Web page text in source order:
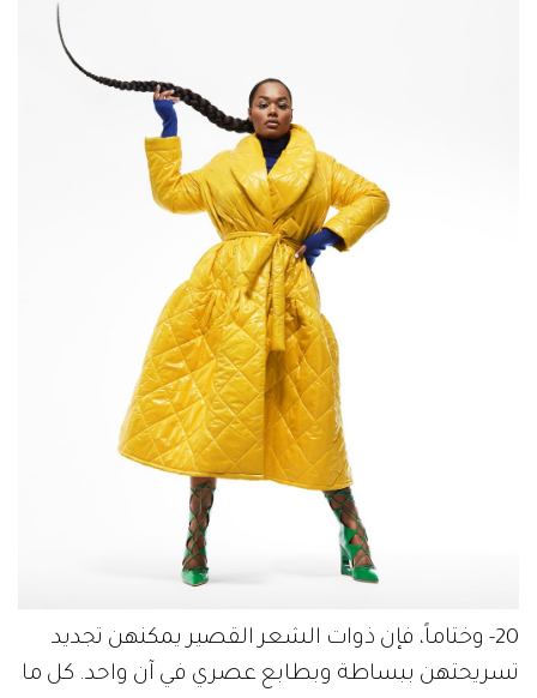
20- وختاماً، فإن ذوات الشعر القصير يمكنهن تجديد
تسريحتهن ببساطة وبطابع عصري في آن واحد. كل ما